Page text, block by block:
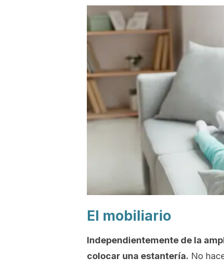
El mobiliario
Independientemente de la
colocar una estantería. No